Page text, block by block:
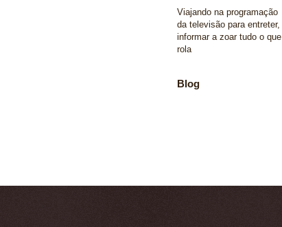
Viajando na programação
da televisão para entreter,
informar a zoar tudo o que
rola
Blog